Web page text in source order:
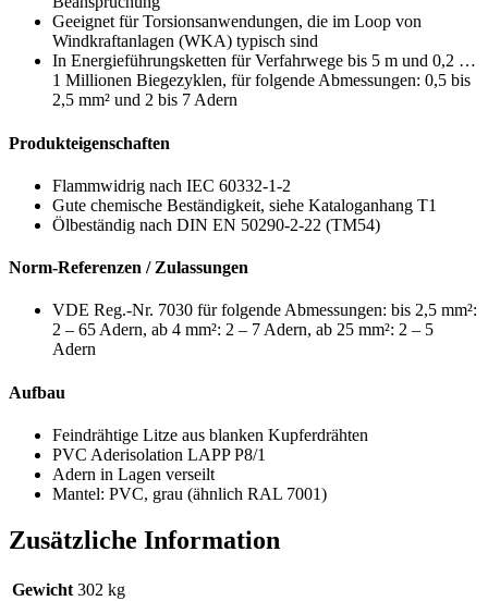
Geeignet für Torsionsanwendungen, die im Loop von
Windkraftanlagen (WKA) typisch sind
In Energieführungsketten für Verfahrwege bis 5 m und 0,2 …
1 Millionen Biegezyklen, für folgende Abmessungen: 0,5 bis
2,5 mm² und 2 bis 7 Adern
Produkteigenschaften
Flammwidrig nach IEC 60332-1-2
Gute chemische Beständigkeit, siehe Kataloganhang T1
Ölbeständig nach DIN EN 50290-2-22 (TM54)
Norm-Referenzen / Zulassungen
VDE Reg.-Nr. 7030 für folgende Abmessungen: bis 2,5 mm²:
2 – 65 Adern, ab 4 mm²: 2 – 7 Adern, ab 25 mm²: 2 – 5
Adern
Aufbau
Feindrähtige Litze aus blanken Kupferdrähten
PVC Aderisolation LAPP P8/1
Adern in Lagen verseilt
Mantel: PVC, grau (ähnlich RAL 7001)
Zusätzliche Information
Gewicht 302 kg